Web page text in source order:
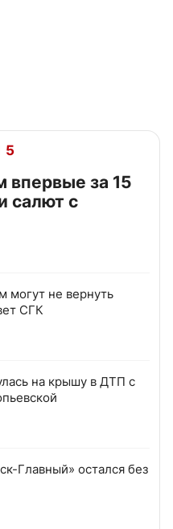
5
за 15
салют с
могут не вернуть
СГК
на крышу в ДТП с
Главный» остался без